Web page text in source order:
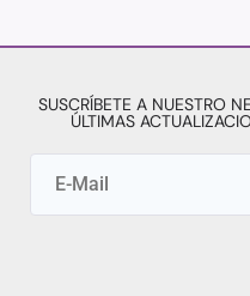
SUSCRÍBETE A NUESTRO
ÚLTIMAS